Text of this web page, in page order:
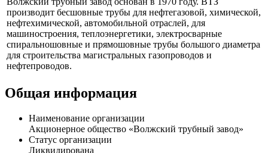
Профиль
Волжский трубный завод основан в 1970 году. ВТЗ
производит бесшовные трубы для нефтегазовой, химической,
нефтехимической, автомобильной отраслей, для
машиностроения, теплоэнергетики, электросварные
спиральношовные и прямошовные трубы большого диаметра
для строительства магистральных газопроводов и
Общая информация